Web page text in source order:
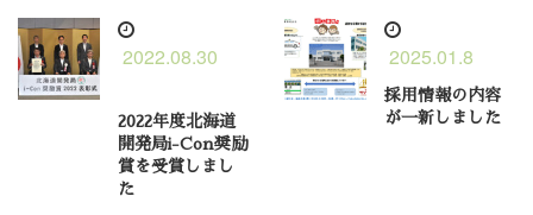
2022.08.30
2022年度北海道
開発局i-Con奨励
賞を受賞しまし
た
2025.01.8
採用情報の内容
が一新しました